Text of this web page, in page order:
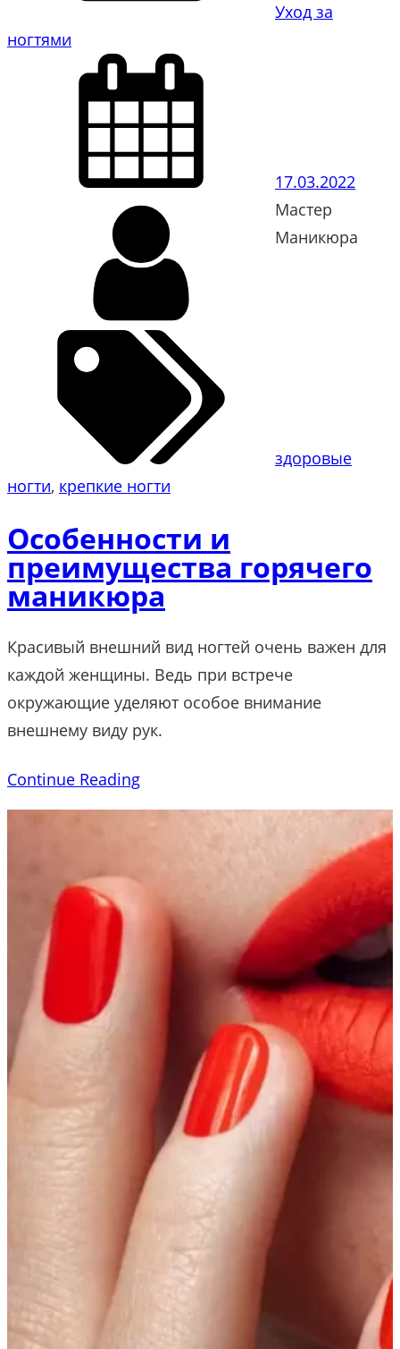
Уход за
ногтями
17.03.2022
Мастер
Маникюра
здоровые
ногти, крепкие ногти
Особенности и
преимущества горячего
маникюра
Красивый внешний вид ногтей очень важен для
каждой женщины. Ведь при встрече
окружающие уделяют особое внимание
внешнему виду рук.
Continue Reading